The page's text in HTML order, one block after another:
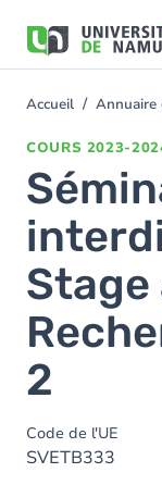
contenu
You
Accueil Annuaire
COURS 2023-
Stage
2
Code de l'UE
SVETB333